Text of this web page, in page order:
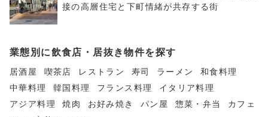
接の高層住宅と下町情緒が共存する街
業態別に飲食店・居抜き物件を探す
居酒屋 喫茶店 レストラン 寿司 ラーメン
和食料理
中華料理
韓国料理 フランス料理
イタリア料理
アジア料理
焼肉 お好み焼き パン屋 惣菜・弁当
カフェ